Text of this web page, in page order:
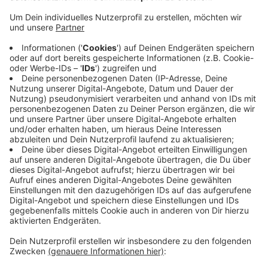
Anzeige
Die Prognose sagt die Wasserstände an sieben
Standorten, zum Beispiel in Duisburg-Ruhrort, im
Voraus an und nennt dafür jeweils die
Wahrscheinlichkeit. Am zehnten Tag betrage die
Abweichung meist je etwa 35 Zentimeter nach oben
und unten, heißt es von der Bundesanstalt für
Gewässerkunde. Der Service ist Teil des "Aktionsplans
Niedrigwasser Rhein" von Bundesverkehrsminister
Scheuer. Hintergrund ist der regenarme Sommer 2018
mit extremem Rhein-Niedrigwasser.
Anzeige